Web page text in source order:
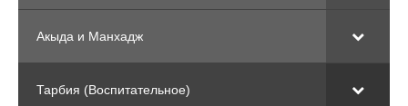
Акыда и Манхадж
Тарбия (Воспитательное)